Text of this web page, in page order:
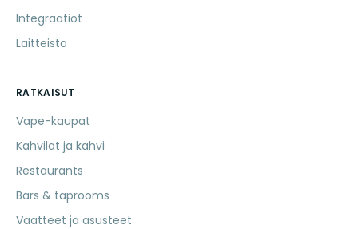
Integraatiot
Laitteisto
RATKAISUT
Vape-kaupat
Kahvilat ja kahvi
Restaurants
Bars & taprooms
Vaatteet ja asusteet